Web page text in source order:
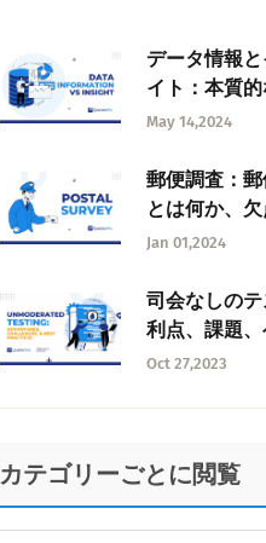
データ情報
イト：本質
May 14,2024
郵便調査：
とは何か、欠
替案
Jan 01,2024
司会なしのテ
利点、課題、
プラクティス
Oct 27,2023
カテゴリーごとに閲覧